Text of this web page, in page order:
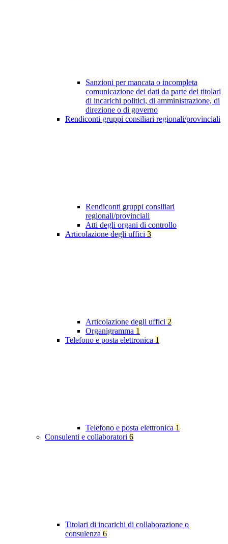
Sanzioni per mancata o incompleta
comunicazione dei dati da parte dei titolari
di incarichi politici, di amministrazione, di
direzione o di governo
Rendiconti gruppi consiliari regionali/provinciali
Rendiconti gruppi consiliari
regionali/provinciali
Atti degli organi di controllo
Articolazione degli uffici 3
Articolazione degli uffici 2
Organigramma 1
Telefono e posta elettronica 1
Telefono e posta elettronica 1
Consulenti e collaboratori 6
Titolari di incarichi di collaborazione o
consulenza 6